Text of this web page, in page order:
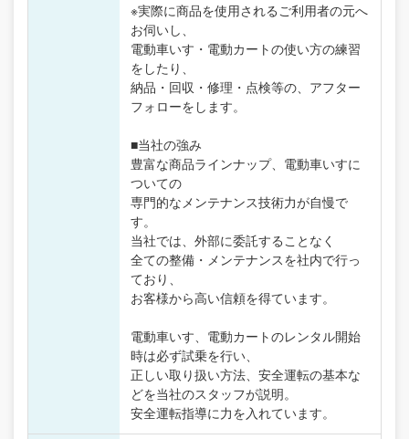
※実際に商品を使用されるご利用者の元へ
お伺いし、
電動車いす・電動カートの使い方の練習
をしたり、
納品・回収・修理・点検等の、アフター
フォローをします。
■当社の強み
豊富な商品ラインナップ、電動車いすに
ついての
専門的なメンテナンス技術力が自慢で
す。
当社では、外部に委託することなく
全ての整備・メンテナンスを社内で行っ
ており、
お客様から高い信頼を得ています。
電動車いす、電動カートのレンタル開始
時は必ず試乗を行い、
正しい取り扱い方法、安全運転の基本な
どを当社のスタッフが説明。
安全運転指導に力を入れています。